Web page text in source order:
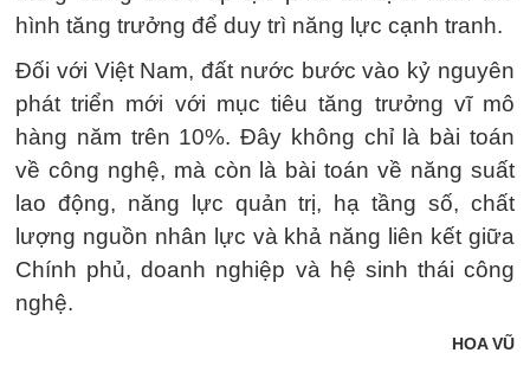
hình tăng trưởng để duy trì năng lực cạnh tranh.
Đối với Việt Nam, đất nước bước vào kỷ nguyên
phát triển mới với mục tiêu tăng trưởng vĩ mô
hàng năm trên 10%. Đây không chỉ là bài toán
về công nghệ, mà còn là bài toán về năng suất
lao động, năng lực quản trị, hạ tầng số, chất
lượng nguồn nhân lực và khả năng liên kết giữa
Chính phủ, doanh nghiệp và hệ sinh thái công
nghệ.
HOA VŨ